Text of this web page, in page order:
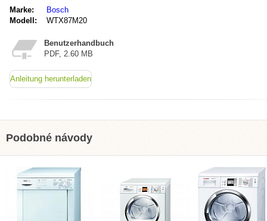
Marke:
Bosch
Modell:
WTX87M20
Benutzerhandbuch
PDF, 2.60 MB
Anleitung herunterladen
Podobné návody